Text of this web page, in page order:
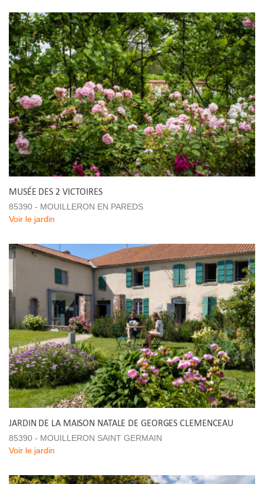
MUSÉE DES 2 VICTOIRES
85390 - MOUILLERON EN PAREDS
Voir le jardin
JARDIN DE LA MAISON NATALE DE GEORGES CLEMENCEAU
85390 - MOUILLERON SAINT GERMAIN
Voir le jardin